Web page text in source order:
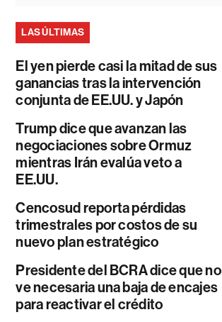
LAS ÚLTIMAS
El yen pierde casi la mitad de sus
ganancias tras la intervención
conjunta de EE.UU. y Japón
Trump dice que avanzan las
negociaciones sobre Ormuz
mientras Irán evalúa veto a
EE.UU.
Cencosud reporta pérdidas
trimestrales por costos de su
nuevo plan estratégico
Presidente del BCRA dice que no
ve necesaria una baja de encajes
para reactivar el crédito